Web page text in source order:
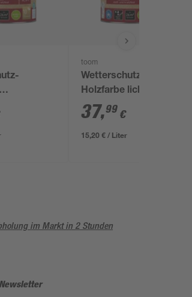
2,5 l
toom
Wetterschutz-
Holzfarbe lichtgrau
2,5 l
37,99 €
15,20 € / Liter
im Markt in 2 Stunden